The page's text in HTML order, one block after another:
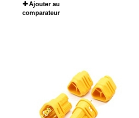
Ajouter au
comparateur